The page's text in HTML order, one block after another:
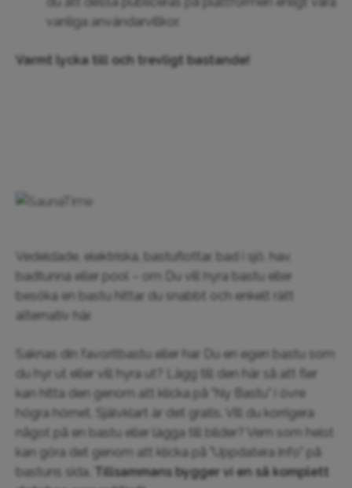
vanliga användarvillkor.
Varmt lycka till och trevligt bastande!
Vedeldade, elektriska, bastuflottar, bad i sjö, hav,
badtunna eller pool – om Du vill hyra bastu eller
besöka en bastu hittar du snabbt och enkelt rätt
alternativ här.
Saknas din favoritbastu eller har Du en egen bastu som
du hyr ut eller vill hyra ut? Lägg till den här så att fler
kan hitta den genom att klicka på "Ny Bastu" i övre
högra hörnet. Självklart är det gratis. Vill du korrigera
något på en bastu eller lägga till bilder? Vem som helst
kan göra det genom att klicka på "Uppdatera info" på
bastuns sida.
Tillsammans bygger vi en så komplett